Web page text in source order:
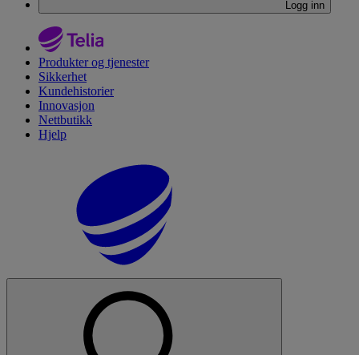
Logg inn
Produkter og tjenester
Sikkerhet
Kundehistorier
Innovasjon
Nettbutikk
Hjelp